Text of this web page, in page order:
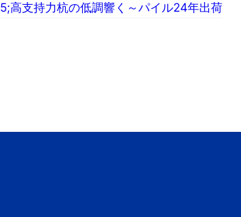
5;高支持力杭の低調響く～パイル24年出荷